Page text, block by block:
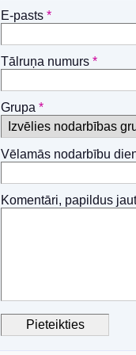
E-pasts *
Tālruņa numurs *
Grupa *
Vēlamās nodarbību
Komentāri, papildus